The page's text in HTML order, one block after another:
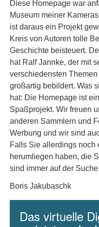
Diese Homepage war
Museum meiner
ist daraus ein Projekt
Kreis von Autoren tolle
Geschichte beisteuert.
hat Ralf Jannke, der mit
verschiedensten
großartig bebildert. Was
hat: Die Homepage ist
Spaßprojekt. Wir freuen
anderen Sammlern und
Werbung und wir sind
Falls Sie allerdings noch
herumliegen haben, die
sind immer auf der
Boris Jakubaschk
Das virtuelle